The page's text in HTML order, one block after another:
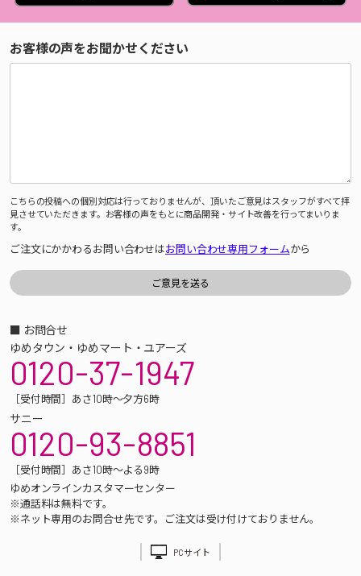
お客様の声をお聞かせください
こちらの投稿への個別対応は行っておりませんが、頂いたご意見はスタッフがすべて拝
見させていただきます。お客様の声をもとに商品開発・サイト改善を行ってまいりま
す。
ご注文にかかわるお問い合わせはお問い合わせ専用フォームから
■ お問合せ
ゆめタウン・ゆめマート・ユアーズ
0120-37-1947
［受付時間］あさ10時～夕方6時
サニー
0120-93-8851
［受付時間］あさ10時～よる9時
ゆめオンラインカスタマーセンター
※通話料は無料です。
※ネット専用のお問合せ先です。ご注文は受け付けておりません。
PCサイト